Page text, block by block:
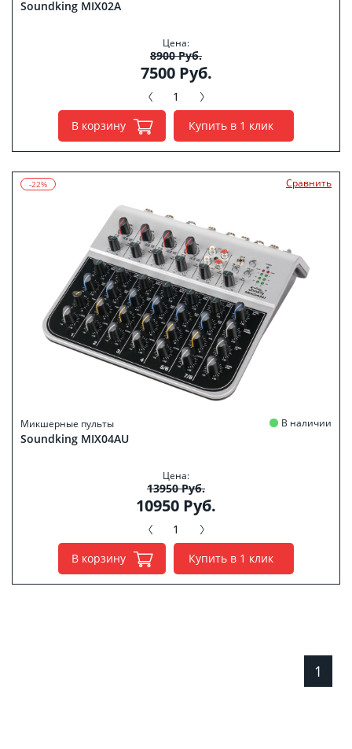
Soundking MIX02A
Цена:
8900 Руб.
7500 Руб.
В корзину Купить в 1 клик
-22% Сравнить
Микшерные пульты
Soundking MIX04AU
В наличии
Цена:
13950 Руб.
10950 Руб.
В корзину Купить в 1 клик
1